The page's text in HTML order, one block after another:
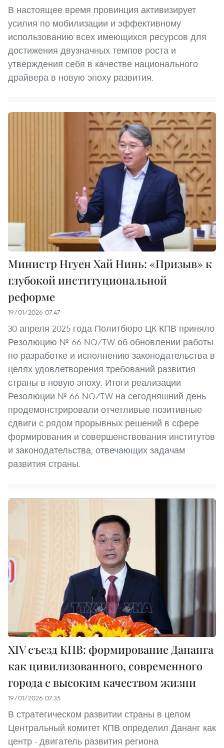
В настоящее время провинция активизирует
усилия по мобилизации и эффективному
использованию всех имеющихся ресурсов для
достижения двузначных темпов роста и
утверждения себя в качестве национального
драйвера в новую эпоху развития.
Министр Нгуен Хай Нинь: «Призыв» к
глубокой институциональной
реформе
19/01/2026 07:47
30 апреля 2025 года Политбюро ЦК КПВ приняло
Резолюцию № 66-NQ/TW об обновлении работы
по разработке и исполнению законодательства в
целях удовлетворения требований развития
страны в новую эпоху. Итоги реализации
Резолюции № 66-NQ/TW на сегодняшний день
продемонстрировали отчетливые позитивные
сдвиги с рядом прорывных решений в сфере
формирования и совершенствования институтов
и законодательства, отвечающих задачам
развития страны.
XIV съезд КПВ: формирование Дананга
как цивилизованного, современного
города с высоким качеством жизни
19/01/2026 07:35
В стратегическом развитии страны в целом
Центральный комитет КПВ определил Дананг как
центр - двигатель развития региона